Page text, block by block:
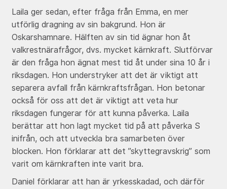
Laila ger sedan, efter fråga från Emma, en mer
utförlig dragning av sin bakgrund. Hon är
Oskarshamnare. Hälften av sin tid ägnar hon åt
valkrestnärafrågor, dvs. mycket kärnkraft. Slutförvar
är den fråga hon ägnat mest tid åt under sina 10 år i
riksdagen. Hon understryker att det är viktigt att
separera avfall från kärnkraftsfrågan. Hon betonar
också för oss att det är viktigt att veta hur
riksdagen fungerar för att kunna påverka. Laila
berättar att hon lagt mycket tid på att påverka S
inifrån, och att utveckla bra samarbeten över
blocken. Hon förklarar att det ”skyttegravskrig” som
varit om kärnkraften inte varit bra.
Daniel förklarar att han är yrkesskadad, och därför